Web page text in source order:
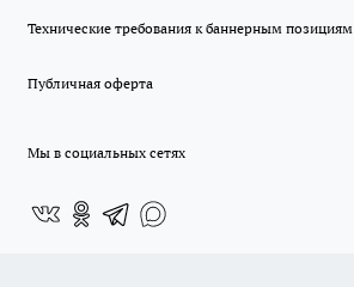
Технические требования к баннерным позициям
Публичная оферта
Мы в социальных сетях